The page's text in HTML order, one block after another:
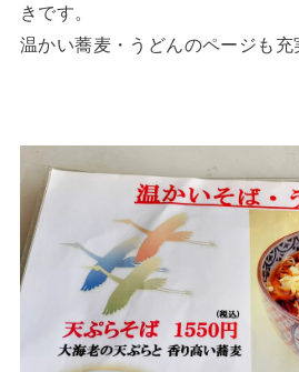
きです。
温かい蕎麦・うどんのページも充